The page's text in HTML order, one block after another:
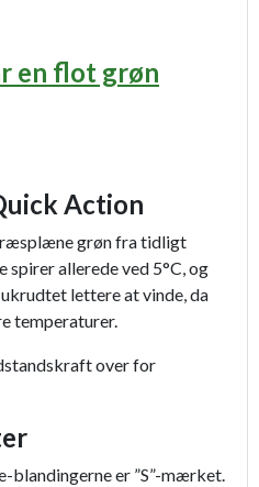
en flot grøn
Action
grøn fra tidligt
spirer allerede ved 5°C, og
lettere at vinde, da
temperaturer.
over for
er ”S”-mærket.